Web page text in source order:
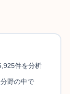
件を分析
分野の中で